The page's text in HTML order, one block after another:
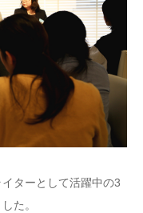
ターとして活躍中の3
た。